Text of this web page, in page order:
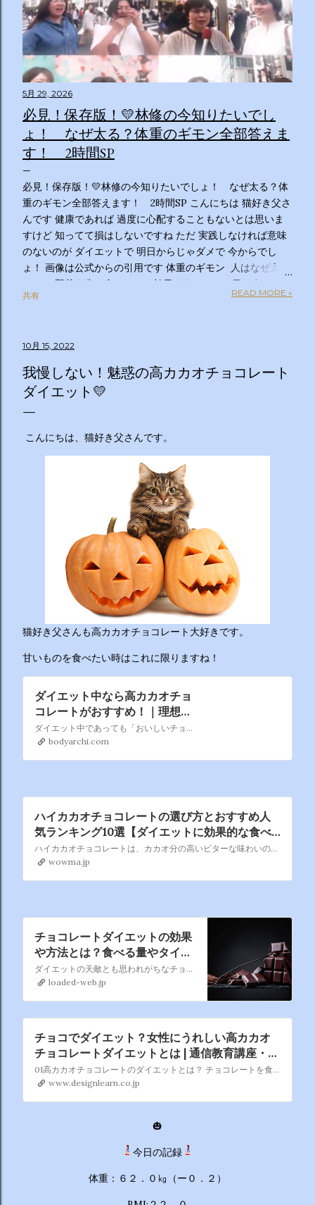
5月 29, 2026
必見！保存版！💛林修の今知りたいでし
ょ！ なぜ太る？体重のギモン全部答えま
す！ 2時間SP
必見！保存版！💛林修の今知りたいでしょ！ なぜ太る？体
重のギモン全部答えます！ 2時間SP こんにちは 猫好き父さ
んです 健康であれば 過度に心配することもないとは思いま
すけど 知ってて損はしないですね ただ 実践しなければ意味
のないのが ダイエットで 明日からじゃダメで 今からでし
ょ！ 画像は公式からの引用です 体重のギモン 人はなぜ太る
のか？ 野菜を先に食べるのは効果があるの？１日２食と３
食、どっちが太らない？「太りやすい人」と「太りにくい
腹、どうすれば凹む？「フェイスライン」はすっきりさせら
れる？ラクして太りにくい体になる方法は？私の理想体重っ
て何キロ？体重のギモン全部答えます！２時間ＳＰ ◇出演
者 【ＭＣ】林修 【副担任】斎藤ちはる（テレビ朝日アナ
ウンサー）【学級委員長】バカリズム 【学友】伊沢拓司
【ゲスト学友】名取裕子 島崎和歌子 宮世琉弥 伊集院光
【講師】小田原雅人 東京医科大学病院客員教授 加
藤俊徳 加藤プラチナクリニック院長 脳の学校 代
表 森谷敏夫 京都大学名誉教授 郷間光正
運動器認定理学療法士 ◇おしらせ ※２０：２５〜２
０：２８は「私の幸福時間」を放送いたします ☆番組ＨＰ
https://www.tv-asahi.co.jp/imadesho/ この番組は、テレ
ビ朝日が選んだ『青少年に見てもらいたい番組』です。 体重
に関する10の疑問について、身体の仕組みや心理的なアプロ
ーチから分かりやすくお答えします！ 🥦 1. 人はなぜ太るの
か？ 根本的な理由は非常にシンプルで、「摂取カロリー（食
べる量）が消費カロリー（動く量）を上回っているから」で
す。 消費しきれずに余ったエネルギーは、万が一の飢餓に備
えるための「脂肪」として身体に蓄えられます。現代はいつ
でも高カロリーな食べ物が手に入るため、意識しないと簡単
べるのは効果があるの？ 非常に効果があります。 （ベジタ
ブルファーストと呼ばれます） 野菜に含まれる食物繊維が、
後から入ってくる糖質...
共有 READ MORE »
10月 15, 2022
我慢しない！魅惑の高カカオチョコレート
ダイエット💛
こんにちは、猫好き父さんです。
猫好き父さんも高カカオチョコレート大好きです。
甘いものを食べたい時はこれに限りますね！
ダイエット中なら高カカオチョ
コレートがおすすめ！｜理想の
カラダを目指すためのお役立ち
コラム｜BODY ARCHI
ダイエット中であっても「おいしいチョコレートを食べたい……」という欲求を抑えられない方も多いのではないでしょうか。好きなお菓子を我慢し過ぎると、ストレスが溜まってしまい、ドカ食いの原因にもなりかねません。もしチョコレートをダイエット中に食べるなら「高カカオチョコレート」がおすすめです。今回は、高カカオチョコレートがおすすめである理由や、ダイエット中には避けた…
bodyarchi.com
ハイカカオチョコレートの選び方とおすすめ人
気ランキング10選【ダイエットに効果的な食べ
方も紹介！】
ハイカカオチョコレートは、カカオ分の高いビターな味わいのチョコレートです。カカオポリフェノールを含み、ダイエットにも効果的です。今回はそんなハイカカオチョコレートの選び方と、おすすめのハイカカオチョコレートをランキング形式でご紹介します。
wowma.jp
チョコレートダイエットの効果
や方法とは？食べる量やタイミ
ングも解説
ダイエットの天敵とも思われがちなチョコレート。しかし、そのチョコレートに、実はダイエットを手助けしてくれる効果があることをご存じですか
loaded-web.jp
チョコでダイエット？女性にうれしい高カカオ
チョコレートダイエットとは | 通信教育講座・資
格の諒設計アーキテクトラーニング
01高カカオチョコレートのダイエットとは？ チョコレートを食べてダイエットできるの？ついついそんなふうに考えたくなってしまうものですが、実際の高カカオチョコレートダイエットとはどのようなものなのでしょうか。 1-1カカオ含有量が70パーセント以上の高カカオのチョコレートを効果的に摂取するダイエットのこと。 高カカオチョコレートダイエットとは、チョコレートを食…
www.designlearn.co.jp
🎃
今日の記録
体重：６２．０㎏（ー０．２）